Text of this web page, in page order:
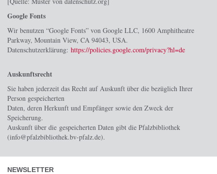
Google Fonts
Wir benutzen “Google Fonts” von Google LLC, 1600 Amphitheatre
Parkway, Mountain View, CA 94043, USA.
Datenschutzerklärung: https://policies.google.com/privacy?hl=de
Auskunftsrecht
Sie haben jederzeit das Recht auf Auskunft über die bezüglich Ihrer
Person gespeicherten
Daten, deren Herkunft und Empfänger sowie den Zweck der
Speicherung.
Auskunft über die gespeicherten Daten gibt die Pfalzbibliothek
(info@pfalzbibliothek.bv-pfalz.de).
NEWSLETTER